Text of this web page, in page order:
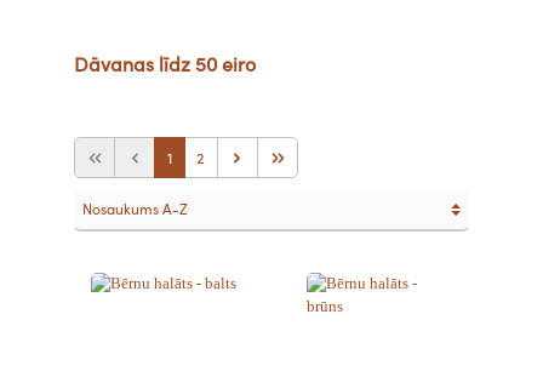
Dāvanas līdz 50 eiro
1 2